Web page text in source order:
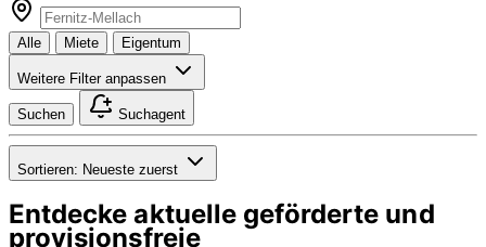
Alle Miete Eigentum
Weitere Filter anpassen
Suchen Suchagent
Sortieren: Neueste zuerst
Entdecke aktuelle geförderte und
provisionsfreie